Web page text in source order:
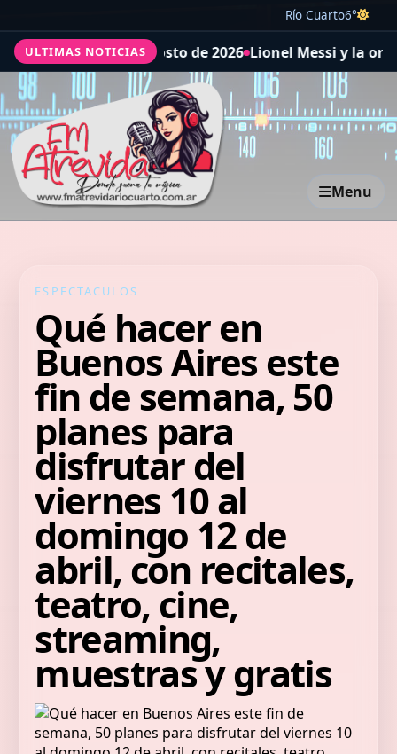
Río Cuarto6°
ULTIMAS NOTICIAS
de 2026 Lionel Messi y la orfandad: el dolor por la
Menu
ESPECTACULOS
Qué hacer en
Buenos Aires este
fin de semana, 50
planes para
disfrutar del
viernes 10 al
domingo 12 de
abril, con recitales,
teatro, cine,
streaming,
muestras y gratis